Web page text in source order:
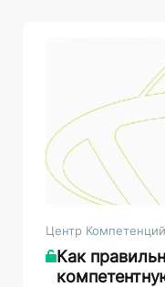
Центр Компетенций
Как